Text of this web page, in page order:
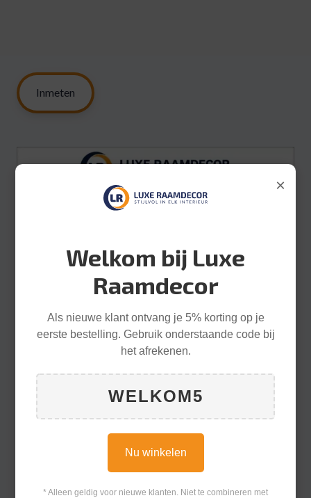
×
Welkom bij Luxe
Raamdecor
Als nieuwe klant ontvang je 5% korting op je
eerste bestelling. Gebruik onderstaande code bij
het afrekenen.
WELKOM5
Nu winkelen
* Alleen geldig voor nieuwe klanten. Niet te combineren met
Inmeten